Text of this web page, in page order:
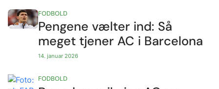
Pengene vælter ind: Så
meget tjener AC i Barcelona
14. januar 2026
FODBOLD
FODBOLD